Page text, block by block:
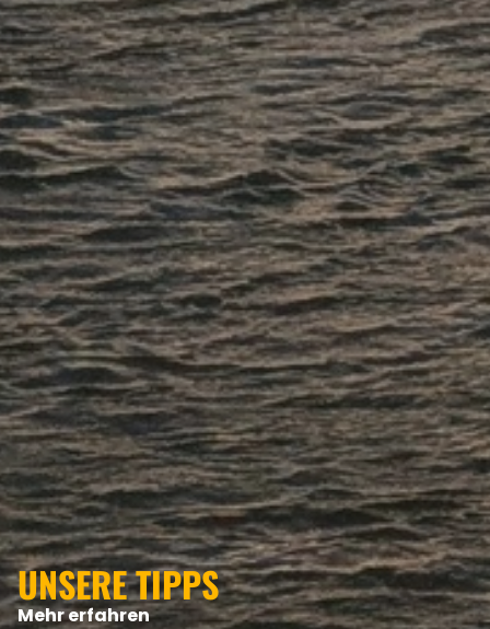
UNSERE TIPPS
Mehr erfahren